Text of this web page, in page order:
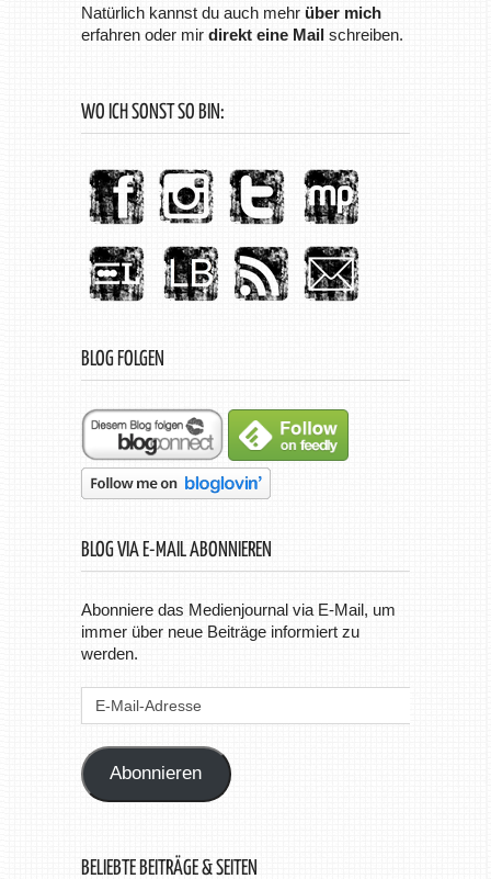
Natürlich kannst du auch mehr über mich
erfahren oder mir direkt eine Mailschreiben.
WO ICH SONST SO BIN:
BLOG FOLGEN
BLOG VIA E-MAIL ABONNIEREN
Abonniere das Medienjournal via E-Mail, um
immer über neue Beiträge informiert zu
werden.
Abonnieren
BELIEBTE BEITRÄGE & SEITEN